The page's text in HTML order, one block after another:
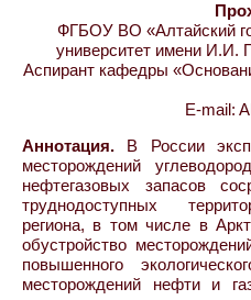
ФГБОУ ВО «Алтайский
университет имени И.И.
Аспирант кафедры
E-mail:
Аннотация. В России
месторождений
нефтегазовых запасов
труднодоступных
региона, в том числе в
обустройство
повышенного
месторождений нефти и